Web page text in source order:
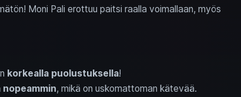
Moni Pali erottuu paitsi raalla voimallaan, myös
korkealla puolustuksella!
, mikä on uskomattoman kätevää.